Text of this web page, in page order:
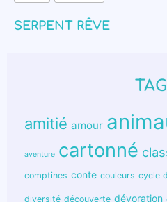
SERPENT RÊVE
amitié amour
aventure cartonné
comptines conte couleurs cycle
diversité découverte dévoration